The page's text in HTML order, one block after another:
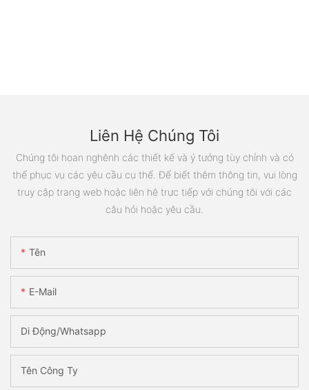
Liên Hệ Chúng Tôi
Chúng tôi hoan nghênh các thiết kế và ý tưởng tùy chỉnh và có
thể phục vụ các yêu cầu cụ thể. Để biết thêm thông tin, vui lòng
truy cập trang web hoặc liên hệ trực tiếp với chúng tôi với các
câu hỏi hoặc yêu cầu.
Tên
E-Mail
Di Động/Whatsapp
Tên Công Ty